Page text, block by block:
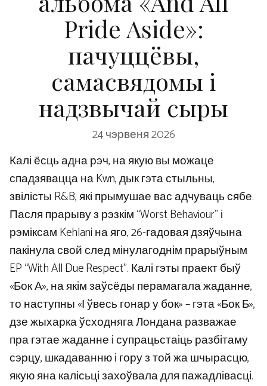
Pride Aside»:
пачуццёвы,
самасвядомы і
надзвычай сыры
24 чэрвеня 2026
Калі ёсць адна рэч, на якую вы можаце
спадзявацца на Kwn, дык гэта стыльны,
звілісты R&B, які прымушае вас адчуваць сябе.
Пасля прарыву з рэзкім “Worst Behaviour” і
рэміксам Kehlani на яго, 26-гадовая дзяўчына
пакінула свой след мінулагоднім прарыўным
EP “With All Due Respect”. Калі гэты праект быў
«Бок А», на якім заўсёды перамагала жаданне,
то наступны «І ўвесь гонар у бок» – гэта «Бок Б»,
дзе жыхарка ўсходняга Лондана разважае
пра гэтае жаданне і супрацьстаіць разбітаму
сэрцу, шкадаванню і гору з той жа шчырасцю,
якую яна калісьці захоўвала для пажадлівасці.